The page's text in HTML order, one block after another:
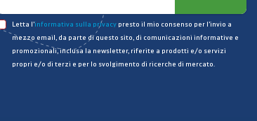
Letta l’informativa sulla privacy presto il mio consenso per l’invio a
mezzo email, da parte di questo sito, di comunicazioni informative e
promozionali, inclusa la newsletter, riferite a prodotti e/o servizi
propri e/o di terzi e per lo svolgimento di ricerche di mercato.